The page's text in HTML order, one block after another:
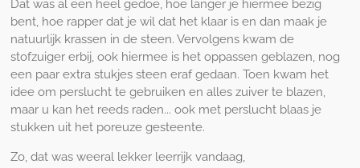
Dat was al een heel gedoe, hoe langer je hiermee bezig
bent, hoe rapper dat je wil dat het klaar is en dan maak je
natuurlijk krassen in de steen. Vervolgens kwam de
stofzuiger erbij, ook hiermee is het oppassen geblazen, nog
een paar extra stukjes steen eraf gedaan. Toen kwam het
idee om perslucht te gebruiken en alles zuiver te blazen,
maar u kan het reeds raden... ook met perslucht blaas je
stukken uit het poreuze gesteente.
Zo, dat was weeral lekker leerrijk vandaag,